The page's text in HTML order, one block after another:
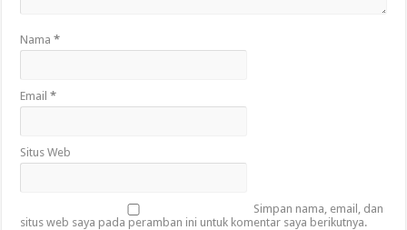
Nama*
Email*
Situs Web
Simpan nama, email, dan
situs web saya pada peramban ini untuk komentar saya berikutnya.